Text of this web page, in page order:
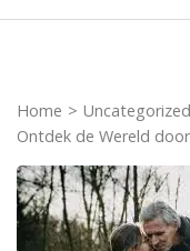
Home > Uncategorized
Ontdek de Wereld